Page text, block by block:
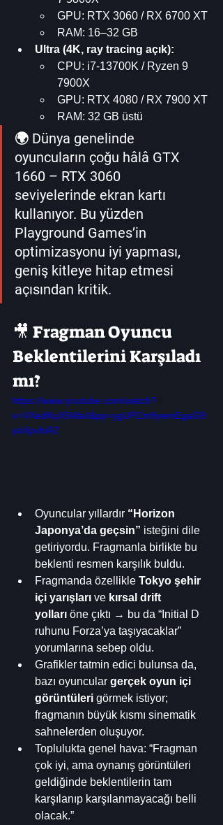
GPU: RTX 3060 / RX 6700 XT
RAM: 16–32 GB
Ultra (4K, ray tracing açık):
CPU: i7-13700K / Ryzen 9
7900X
GPU: RTX 4080 / RX 7900 XT
RAM: 32 GB üstü
🌍 Dünya genelinde
oyuncuların çoğu hâlâ GTX
1660 – RTX 3060
seviyelerinde ekran kartı
kullanıyor. Bu yüzden
Playground Games’in
optimizasyonu iyi yapması,
geniş kitleye hitap etmesi
açısından kritik.
🎥 Fragman Oyuncu
Beklentilerini Karşıladı
mı?
https://www.youtube.com/watch?
v=VXedKqX5Wa4&pp=ygUPZm9yemEgaG9
yaXpvbiA2
Oyuncular yıllardır “Horizon
Japonya’da geçsin” isteğini dile
getiriyordu. Fragmanla birlikte bu
beklenti resmen karşılık buldu.
Fragmanda özellikle Tokyo şehir
içi yarışları ve kırsal drift
yolları öne çıktı → bu da “Initial D
ruhunu Forza’ya taşıyacaklar”
yorumlarına sebep oldu.
Grafikler tatmin edici bulunsa da,
bazı oyuncular gerçek oyun içi
görüntüleri görmek istiyor;
fragmanın büyük kısmı sinematik
sahnelerden oluşuyor.
Toplulukta genel hava: “Fragman
çok iyi, ama oynanış görüntüleri
geldiğinde beklentilerin tam
karşılanıp karşılanmayacağı belli
olacak.”